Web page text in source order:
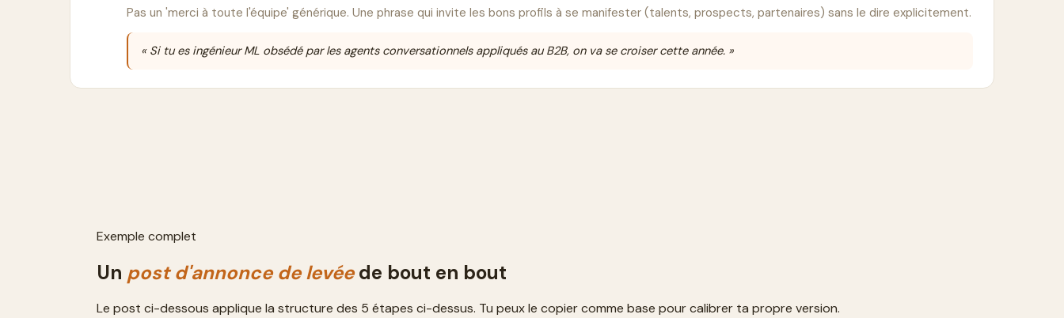
Pas un 'merci à toute l'équipe' générique. Une phrase qui invite les bons profils à se manifester (talents, prospects, partenaires) sans le dire explicitement.
« Si tu es ingénieur ML obsédé par les agents conversationnels appliqués au B2B, on va se croiser cette année. »
Exemple complet
Un postd'annonce de levée de bout en bout
Le post ci-dessous applique la structure des 5 étapes ci-dessus. Tu peux le copier comme base pour calibrer ta propre version.